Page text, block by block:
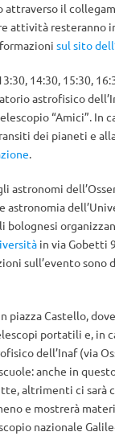
attraverso il
attività resteranno
sul sito
14:30, 15:30,
astrofisico
“Amici”.
dei pianeti e
.
astronomi
in via Gobetti
sull’evento sono
Castello,
portatili e, in
dell’Inaf (via
anche in
altrimenti ci sarà
e mostrerà
nazionale